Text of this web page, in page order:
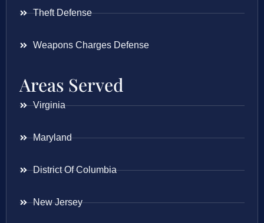
Theft Defense
Weapons Charges Defense
Areas Served
Virginia
Maryland
District Of Columbia
New Jersey